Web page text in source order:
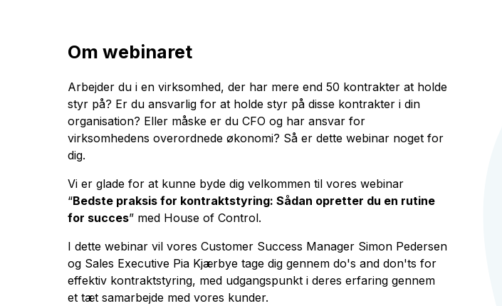
Om webinaret
Arbejder du i en virksomhed, der har mere end 50 kontrakter at holde
styr på? Er du ansvarlig for at holde styr på disse kontrakter i din
organisation? Eller måske er du CFO og har ansvar for
virksomhedens overordnede økonomi? Så er dette webinar noget for
dig.
Vi er glade for at kunne byde dig velkommen til vores webinar
“Bedste praksis for kontraktstyring: Sådan opretter du en rutine
for succes” med House of Control.
I dette webinar vil vores Customer Success Manager Simon Pedersen
og Sales Executive Pia Kjærbye tage dig gennem do's and don'ts for
effektiv kontraktstyring, med udgangspunkt i deres erfaring gennem
et tæt samarbejde med vores kunder.